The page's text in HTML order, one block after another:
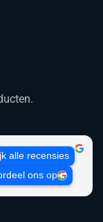
alle recensies
ons op